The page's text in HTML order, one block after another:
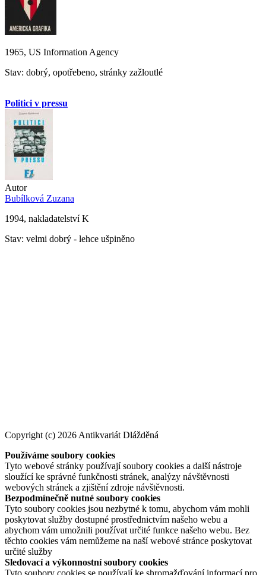
1965, US Information Agency
Stav: dobrý, opotřebeno, stránky zažloutlé
Politici v pressu
Autor
Bubílková Zuzana
1994, nakladatelství K
Stav: velmi dobrý - lehce ušpiněno
Copyright (c) 2026 Antikvariát Dlážděná
Používáme soubory cookies
Tyto webové stránky používají soubory cookies a další nástroje
sloužící ke správné funkčnosti stránek, analýzy návštěvnosti
webových stránek a zjištění zdroje návštěvnosti.
Bezpodmínečně nutné soubory cookies
Tyto soubory cookies jsou nezbytné k tomu, abychom vám mohli
poskytovat služby dostupné prostřednictvím našeho webu a
abychom vám umožnili používat určité funkce našeho webu. Bez
těchto cookies vám nemůžeme na naší webové stránce poskytovat
určité služby
Sledovací a výkonnostní soubory cookies
Tyto soubory cookies se používají ke shromažďování informací pro